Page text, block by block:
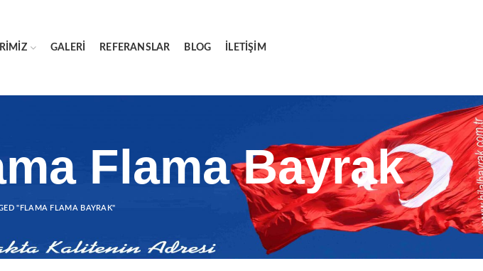
GALERI REFERANSLAR BLOG İLETIŞIM
Flama Bayrak
"FLAMA FLAMA BAYRAK"